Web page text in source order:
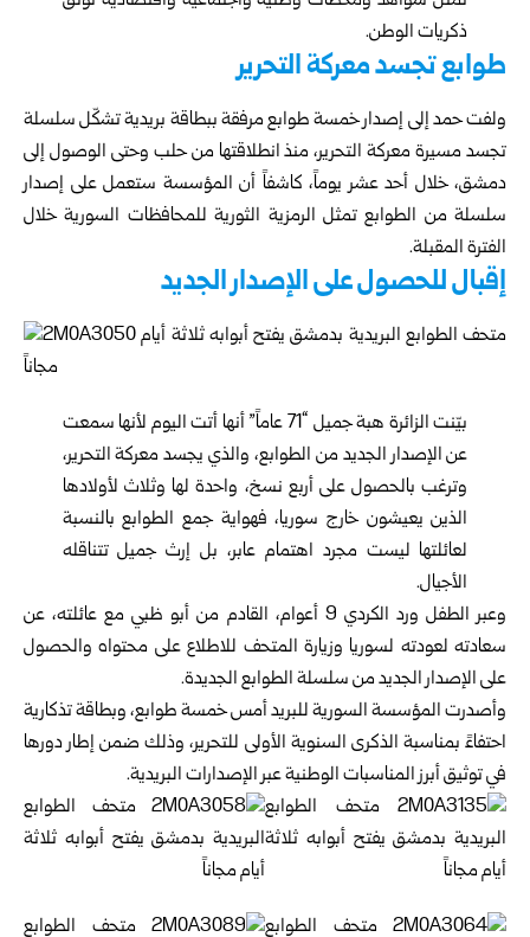
ذكريات الوطن.
طوابع تجسد معركة التحرير
ولفت حمد إلى إصدار خمسة طوابع مرفقة ببطاقة بريدية تشكّل سلسلة
تجسد مسيرة معركة التحرير، منذ انطلاقتها من حلب وحتى الوصول إلى
دمشق، خلال أحد عشر يوماً، كاشفاً أن المؤسسة ستعمل على إصدار
سلسلة من الطوابع تمثل الرمزية الثورية للمحافظات السورية خلال
الفترة المقبلة.
إقبال للحصول على الإصدار الجديد
بيّنت الزائرة هبة جميل “71 عاماً” أنها أتت اليوم لأنها سمعت
عن الإصدار الجديد من الطوابع، والذي يجسد معركة التحرير،
وترغب بالحصول على أربع نسخ، واحدة لها وثلاث لأولادها
الذين يعيشون خارج سوريا، فهواية جمع الطوابع بالنسبة
لعائلتها ليست مجرد اهتمام عابر، بل إرث جميل تتناقله
الأجيال.
وعبر الطفل ورد الكردي 9 أعوام، القادم من أبو ظبي مع عائلته، عن
سعادته لعودته لسوريا وزيارة المتحف للاطلاع على محتواه والحصول
على الإصدار الجديد من سلسلة الطوابع الجديدة.
وأصدرت المؤسسة السورية للبريد أمس خمسة طوابع، وبطاقة تذكارية
احتفاءً بمناسبة الذكرى السنوية الأولى للتحرير، وذلك ضمن إطار دورها
في توثيق أبرز المناسبات الوطنية عبر الإصدارات البريدية.